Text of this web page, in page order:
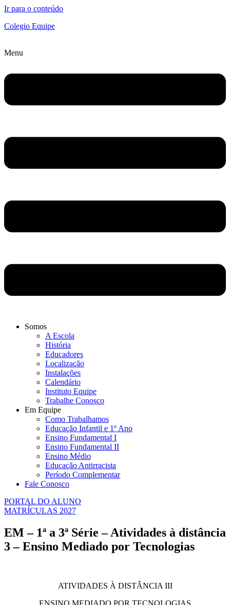
Ir para o conteúdo
Colegio Equipe
Menu
Somos
A Escola
História
Educadores
Localização
Instalações
Calendário
Instituto Equipe
Trabalhe Conosco
Em Equipe
Como Trabalhamos
Educação Infantil e 1º Ano
Ensino Fundamental I
Ensino Fundamental II
Ensino Médio
Educação Antirracista
Período Complementar
Fale Conosco
PORTAL DO ALUNO
MATRÍCULAS 2027
EM – 1ª a 3ª Série – Atividades à distância
3 – Ensino Mediado por Tecnologias
ATIVIDADES À DISTÂNCIA III
ENSINO MEDIADO POR TECNOLOGIAS